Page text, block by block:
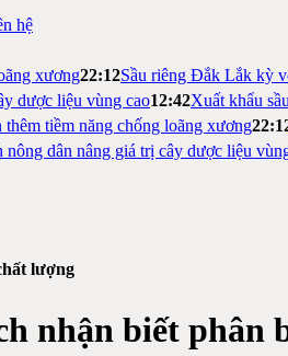
hệ
xương22:12Sầu riêng Đắk Lắk kỳ
dược liệu vùng cao12:42Xuất khẩu
tiềm năng chống loãng xương
dân nâng giá trị cây dược liệu
lượng
nhận biết phân